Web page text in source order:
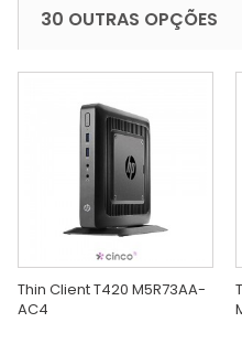
30 OUTRAS OPÇÕES
Thin Client T420 M5R73AA-
AC4